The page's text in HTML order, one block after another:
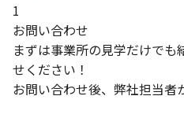
1
お問い合わせ
まずは事業所の見学だけで
せください！
お問い合わせ後、弊社担当者